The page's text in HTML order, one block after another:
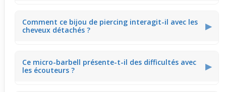
réduite et sa couleur grise. Il convient parfaitement à un
usage régulier sans attirer une attention excessive.
Comment ce bijou de piercing interagit-il avec les
cheveux détachés ?
▶
partiellement caché, renforçant sa discrétion. Il peut
aussi créer un léger contraste avec la chevelure,
Ce micro-barbell présente-t-il des difficultés avec
les écouteurs ?
▶